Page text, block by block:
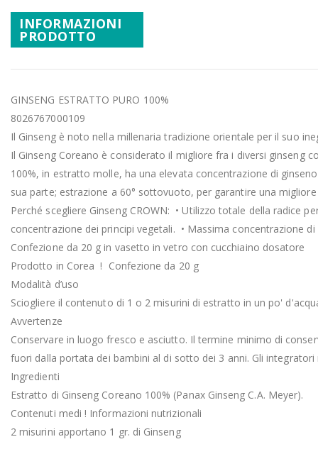
Promozioni
della
galleria
di
immagini
INFORMAZIONI
PRODOTTO
GINSENG ESTRATTO PURO 100%
8026767000109
Il Ginseng è noto nella millenaria tradizione orientale per il suo
Il Ginseng Coreano è considerato il migliore fra i diversi ginseng
100%, in estratto molle, ha una elevata concentrazione di
sua parte; estrazione a 60° sottovuoto, per garantire una
Perché scegliere Ginseng CROWN: • Utilizzo totale della radice
concentrazione dei principi vegetali. • Massima concentrazione
Confezione da 20 g in vasetto in vetro con cucchiaino dosatore
Prodotto in Corea ! Confezione da 20 g
Modalità d’uso
Sciogliere il contenuto di 1 o 2 misurini di estratto in un po'
Avvertenze
Conservare in luogo fresco e asciutto. Il termine minimo di
fuori dalla portata dei bambini al di sotto dei 3 anni. Gli
Ingredienti
Estratto di Ginseng Coreano 100% (Panax Ginseng C.A. Meyer).
Contenuti medi ! Informazioni nutrizionali
2 misurini apportano 1 gr. di Ginseng